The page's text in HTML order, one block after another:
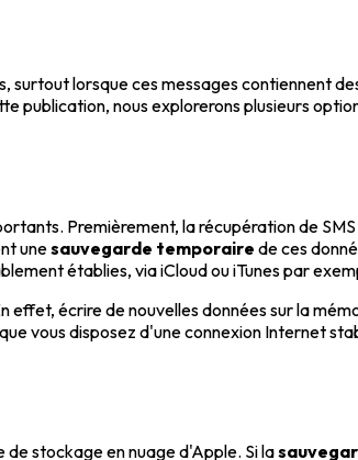
lorsque ces messages contiennent
publication, nous explorerons plusieurs
Premièrement, la récupération de
unesauvegarde temporaire de ces
établies, via iCloud ou iTunes par
écrire de nouvelles données sur la
vous disposez d'une connexion Internet
de stockage en nuage d'Apple. Si la